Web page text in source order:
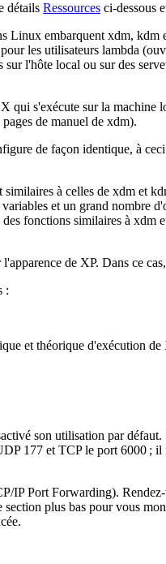
détails Ressources ci-dessous
embarquent xdm,
les utilisateurs lambda
l'hôte local ou sur des
qui s'exécute sur la machine
de manuel de xdm).
de façon identique, à
à celles de xdm et
et un grand nombre
fonctions similaires à xdm
de XP. Dans ce
:
et théorique d'exécution
son utilisation par
177 et TCP le port 6000 ;
IP Port Forwarding).
plus bas pour vous